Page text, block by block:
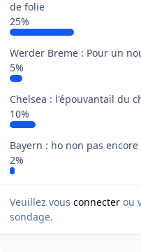
de folie
25%
Werder Breme : Pour un
5%
Chelsea : l'épouvantail du
10%
Bayern : ho non pas encore
2%
Veuillez vous connecter ou
sondage.